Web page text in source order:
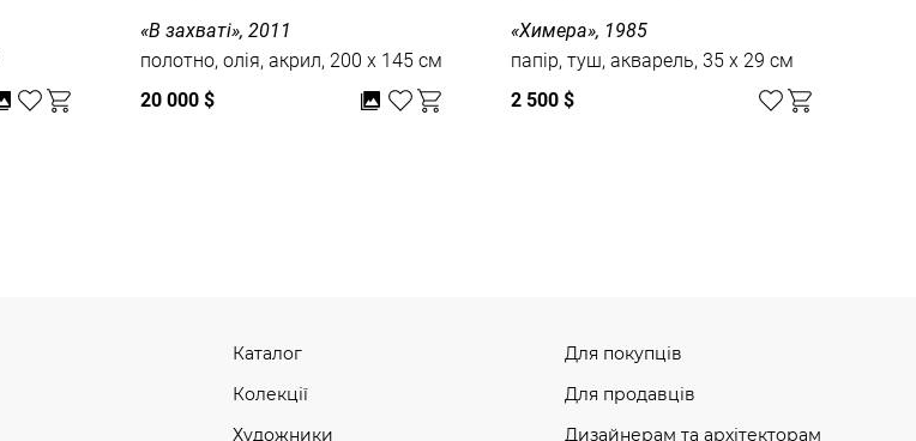
«В захваті», 2011
полотно, олія, акрил, 200 x 145 см
20 000 $
«Химера», 1985
папір, туш, акварель, 35 x 29 см
2 500 $
Каталог
Колекції
Художники
Для покупців
Для продавців
Дизайнерам та архітекторам